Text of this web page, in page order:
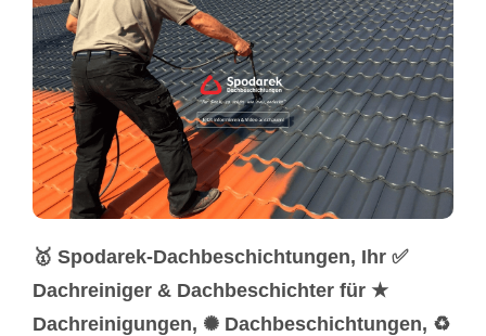
🥇 Spodarek-Dachbeschichtungen, Ihr ✅
Dachreiniger & Dachbeschichter für ★
Dachreinigungen, ✺ Dachbeschichtungen, ♻